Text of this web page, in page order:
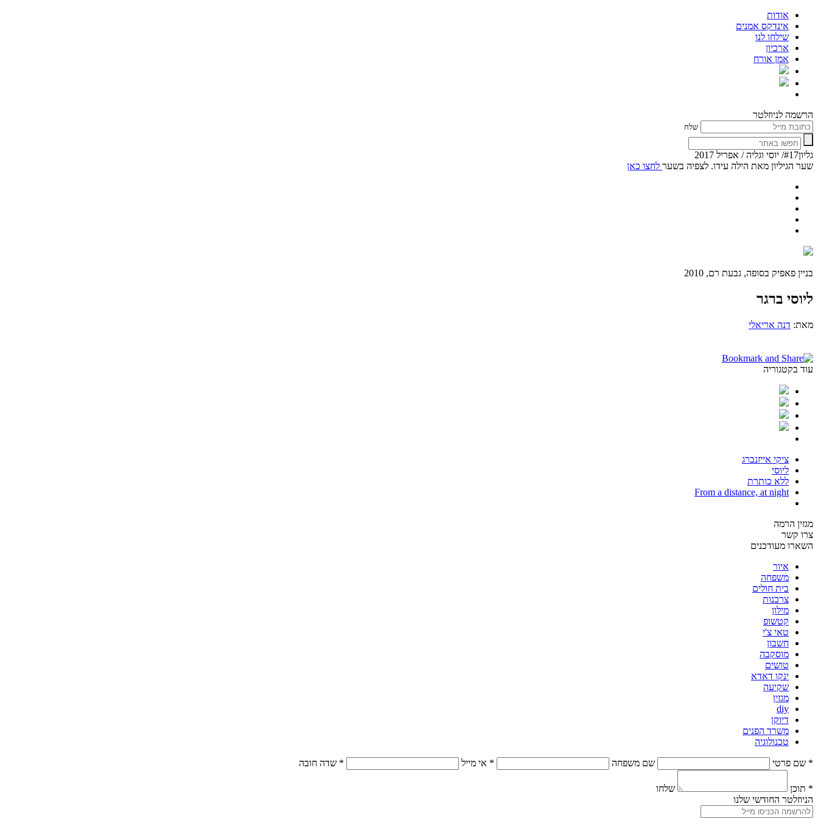
אודות
אינדקס אמנים
שילחו לנו
ארכיון
אמן אורח
הרשמה לניוזלטר
שלח
גליון#17/ יוסי וגליה / אפריל 2017
שער הגיליון מאת הילה עידו. לצפיה בשער לחצו כאן
בניין פאפיק בסופה, גבעת רם, 2010
ליוסי ברגר
מאת: דנה אריאלי
עוד בקטגוריה
ציקי אייזנברג
ליוסי
ללא כותרת
From a distance, at night
מגזין הרמה
צרו קשר
השארו מעודכנים
איור
משפחה
בית חולים
צרכנות
מילון
קטשופ
טאי צ'י
חשבון
מוסקבה
טושים
ינקו דאדא
שקיעה
מגזין
diy
דיוקן
משרד הפנים
טכנולוגיה
* שם פרטי שם משפחה * אי מייל * שדה חובה
* תוכן
שלחו
הניוזלטר החודשי שלנו